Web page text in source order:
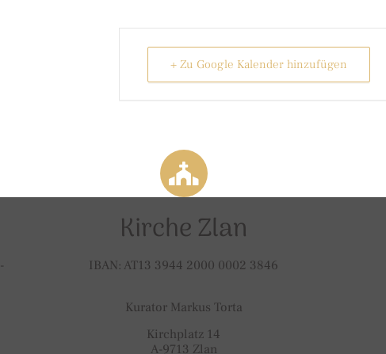
+ Zu Google Kalender hinzufügen
Kirche Zlan
IBAN: AT13 3944 2000 0002 3846
Kurator Markus Torta
Kirchplatz 14
A-9713 Zlan